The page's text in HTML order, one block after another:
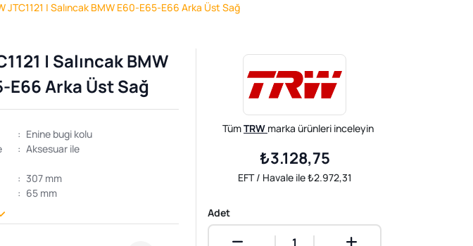
JTC1121 | Salıncak BMW E60-E65-E66 Arka Üst Sağ
| Salıncak BMW
E66 Arka Üst Sağ
: Enine bugi kolu
: Aksesuar ile
: 307 mm
: 65 mm
TümTRW marka ürünleri inceleyin
₺3.128,75
EFT / Havale ile ₺2.972,31
Adet